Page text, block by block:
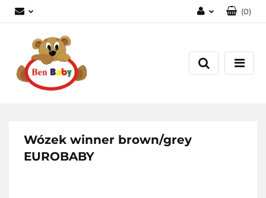
Zarejestruj się
Dodaj zgłoszenie
(0)
Wózek winner brown/grey
EUROBABY